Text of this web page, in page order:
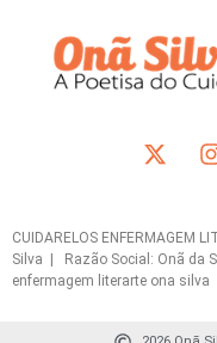
CUIDARELOS ENFERMAGEM
Silva | Razão Social: Onã da
enfermagem literarte ona silva